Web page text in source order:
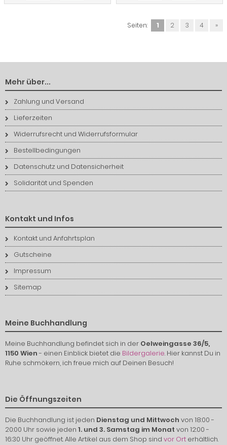
Seiten: 1 2 3 4 »
Mehr über...
Zahlung und Versand
Lieferzeiten
Widerrufsrecht und Widerrufsformular
Bestellbedingungen
Datenschutz und Datensicherheit
Solidarität und Spenden
Kontakt und Infos
Kontakt und Anfahrtsplan
Gutscheine
Impressum
Sitemap
Meine Buchhandlung
Meine Buchhandlung befindet sich in der Oelweingasse 36/5,
1150 Wien- einen Einblick bietet die Bildergalerie. Hier kannst Du in
Ruhe schmökern, ich freue mich auf Deinen Besuch!
Die Öffnungszeiten
Die Buchhandlung ist jeden Dienstag und Mittwoch von 18:00 -
20:00 Uhr sowie jeden 1. und 3. Samstag im Monat von 12:00 -
16:30 Uhr geöffnet. Alle Artikel aus dem Shop sind vor Ort erhältlich.